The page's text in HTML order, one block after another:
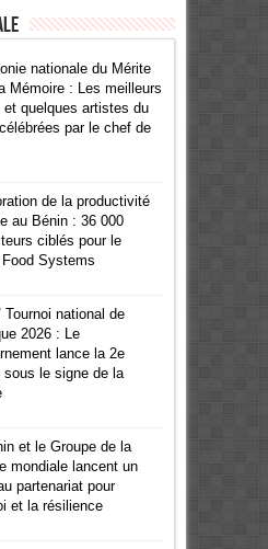
nationale du Mérite
Mémoire : Les meilleurs
et quelques artistes du
par le chef de
de la productivité
au Bénin : 36 000
ciblés pour le
Systems
Tournoi national de
2026 : Le
lance la 2e
sous le signe de la
et le Groupe de la
mondiale lancent un
partenariat pour
et la résilience